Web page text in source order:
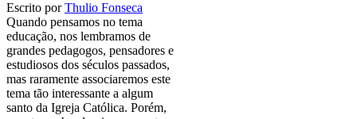
Escrito porThulio Fonseca
Quando pensamos no tema
educação, nos lembramos de
grandes pedagogos, pensadores e
estudiosos dos séculos passados,
mas raramente associaremos este
tema tão interessante a algum
santo da Igreja Católica. Porém,